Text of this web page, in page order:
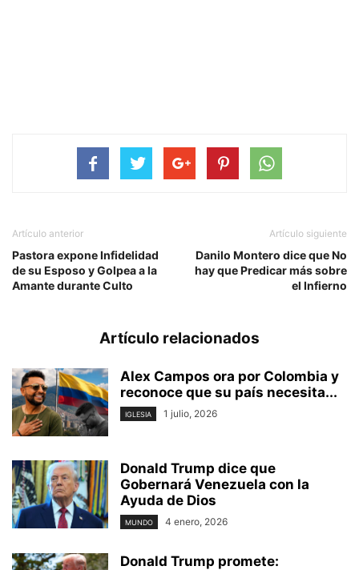
Artículo anterior
Pastora expone Infidelidad
de su Esposo y Golpea a la
Amante durante Culto
Artículo siguiente
Danilo Montero dice que No
hay que Predicar más sobre
el Infierno
Artículo relacionados
Alex Campos ora por Colombia y
reconoce que su país necesita...
IGLESIA 1 julio, 2026
Donald Trump dice que
Gobernará Venezuela con la
Ayuda de Dios
MUNDO 4 enero, 2026
Donald Trump promete: